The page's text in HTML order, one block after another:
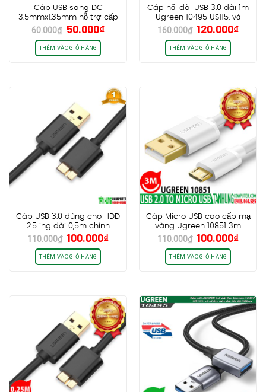
Cáp USB sang DC
3.5mmx1.35mm hỗ trợ cấp
nguồn 5V Ugreen 50537
cao cấp
60.000₫ Giá
gốc
là:
60.000₫.
50.000₫Giá
THÊM VÀO GIỎ HÀNG
Cáp nối dài USB 3.0 dài 1m
Ugreen 10495 US115, vỏ
nhôm dây dù, tốc độ
5Gbps
160.000₫ Giá
gốc
là:
160.000₫.
120.000₫Giá
THÊM VÀO GIỎ HÀNG
Cáp USB 3.0 dùng cho HDD
2.5 ing dài 0,5m chính
hãng Ugreen 10840
110.000₫ Giá
gốc
là:
110.000₫.
100.000₫Giá
THÊM VÀO GIỎ HÀNG
Cáp Micro USB cao cấp mạ
vàng Ugreen 10851 3m
màu trắng
110.000₫ Giá
gốc
là:
110.000₫.
100.000₫Giá
THÊM VÀO GIỎ HÀNG